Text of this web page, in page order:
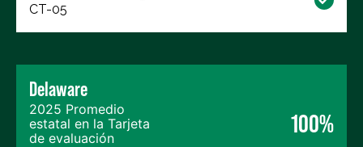
CT-05
Delaware
2025 Promedio
estatal en la Tarjeta
de evaluación
100%